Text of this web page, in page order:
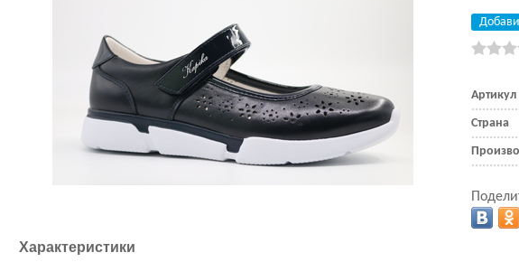
Артикул
Страна
Характеристики